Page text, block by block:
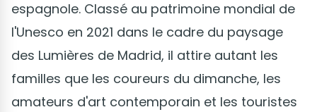
espagnole. Classé au patrimoine mondial de
l'Unesco en 2021 dans le cadre du paysage
des Lumières de Madrid, il attire autant les
familles que les coureurs du dimanche, les
amateurs d'art contemporain et les touristes